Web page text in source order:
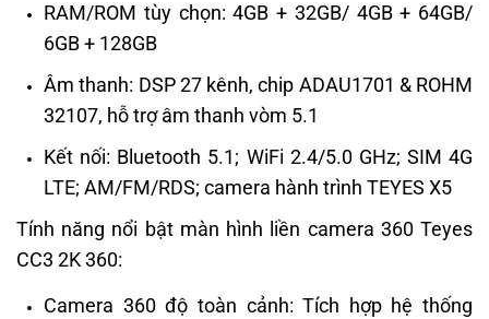
RAM/ROM tùy chọn: 4GB + 32GB/ 4GB + 64GB/
6GB + 128GB
Âm thanh: DSP 27 kênh, chip ADAU1701 & ROHM
32107, hỗ trợ âm thanh vòm 5.1
Kết nối: Bluetooth 5.1; WiFi 2.4/5.0 GHz; SIM 4G
LTE; AM/FM/RDS; camera hành trình TEYES X5
Tính năng nổi bật màn hình liền camera 360 Teyes
CC3 2K 360:
Camera 360 độ toàn cảnh: Tích hợp hệ thống